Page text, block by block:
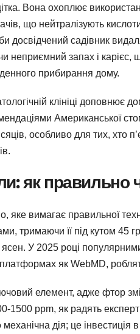
Вона охоплює
що нейтралізують
досвідчений садівник
неприємний запах і карієс,
прибирання дому.
клініці доповнює
Американської
особливо для тих, хто
як правильно
яке вимагає правильної
тримаючи її під кутом 45
У 2025 році
платформах як WebMD,
елемент, адже фтор
1500 ppm, як радять
дія; це